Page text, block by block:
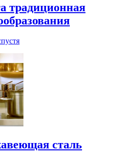
традиционная
сталь